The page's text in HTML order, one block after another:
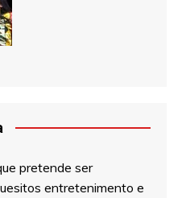
pretende ser
entretenimento e